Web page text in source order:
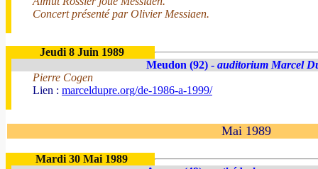
Concert présenté par Olivier Messiaen.
Jeudi 8 Juin 1989
Meudon (92) - auditorium Marcel
Pierre Cogen
Lien : marceldupre.org/de-1986-a-1999/
Mai 1989
Mardi 30 Mai 1989